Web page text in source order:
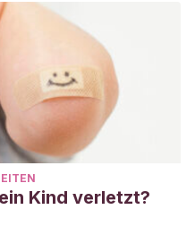
Kind verletzt?